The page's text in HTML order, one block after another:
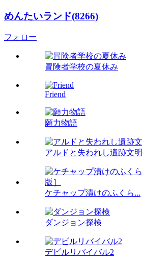
めんたいランド(8266)
フォロー
冒険者学校の夏休み
Friend
願力物語
アルドと失われし遺跡文明
ケチャップ漬けのふくら...
ダンジョン探検
デビルリバイバル2